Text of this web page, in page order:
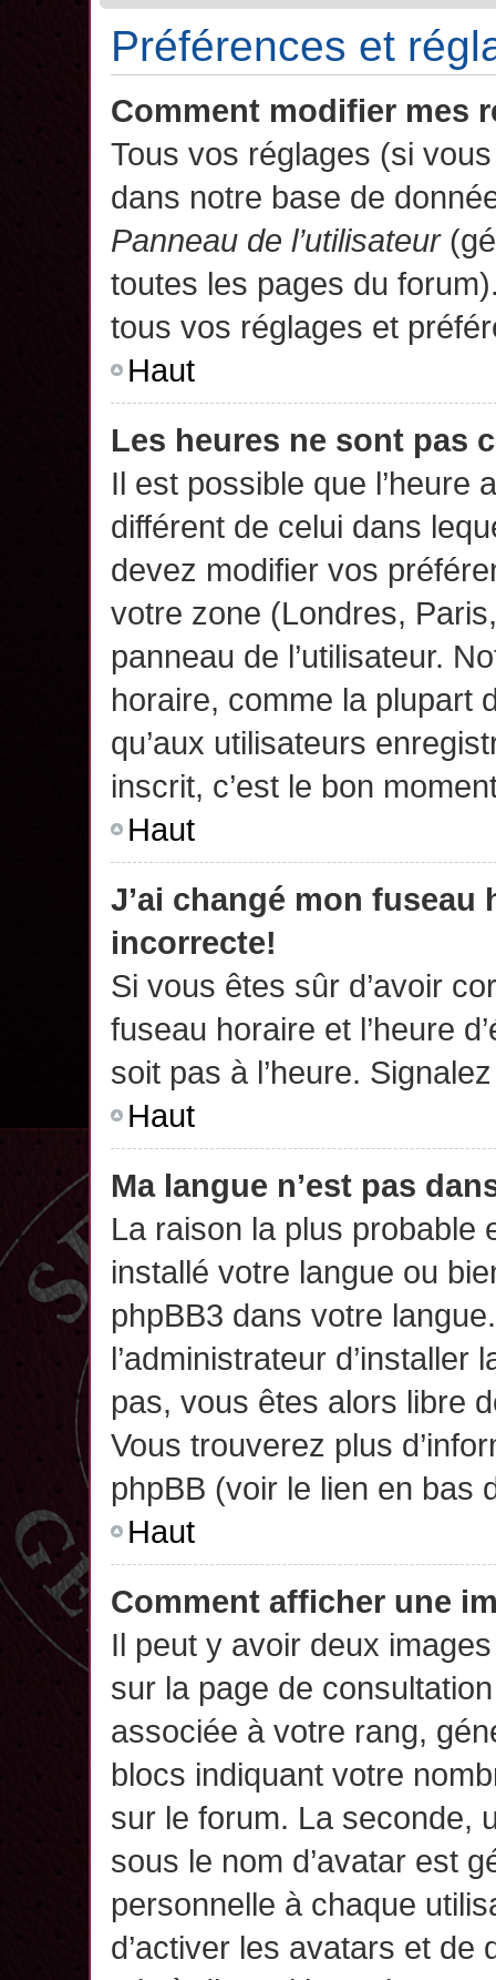
Préférences et
Comment modifier mes
Tous vos réglages (si
dans notre base de
Panneau de l’utilisateur
toutes les pages du
tous vos réglages et
Haut
Les heures ne sont pas
Il est possible que l’heure
différent de celui dans
devez modifier vos
votre zone (Londres,
panneau de l’utilisateur.
horaire, comme la plupart
qu’aux utilisateurs
inscrit, c’est le bon
Haut
J’ai changé mon fuseau
incorrecte!
Si vous êtes sûr d’avoir
fuseau horaire et l’heure
soit pas à l’heure.
Haut
Ma langue n’est pas
La raison la plus probable
installé votre langue ou
phpBB3 dans votre
l’administrateur d’installer
pas, vous êtes alors libre
Vous trouverez plus
phpBB (voir le lien en bas
Haut
Comment afficher une
Il peut y avoir deux
sur la page de
associée à votre rang,
blocs indiquant votre
sur le forum. La seconde,
sous le nom d’avatar est
personnelle à chaque
d’activer les avatars et de